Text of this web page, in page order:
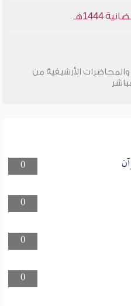
الأرشيفية من
0
0
0
0